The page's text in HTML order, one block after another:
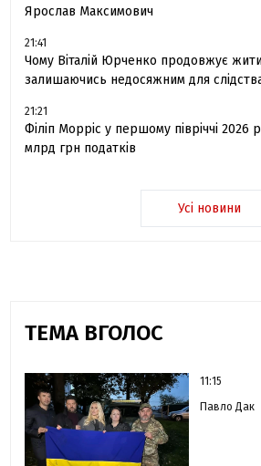
Ярослав Максимович
21:41
Чому Віталій Юрченко продовжує
залишаючись недосяжним для
21:21
Філіп Морріс у першому півріччі 2026
млрд грн податків
Усі новини
ТЕМА ВГОЛОС
11:15
Павло Дак